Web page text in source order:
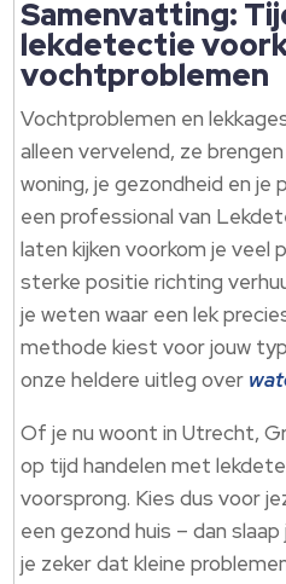
Samenvatting:
lekdetectie
vochtproblemen
Vochtproblemen en
alleen vervelend, ze
woning, je gezondheid en je
een professional van
laten kijken voorkom je veel
sterke positie richting
je weten waar een lek
methode kiest voor jouw
onze heldere uitleg over
Of je nu woont in Utrecht,
op tijd handelen met
voorsprong. Kies dus voor
een gezond huis – dan
je zeker dat kleine